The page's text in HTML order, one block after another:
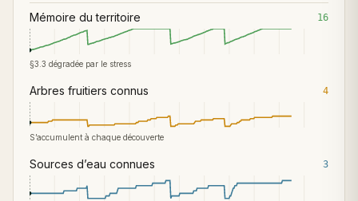
Mémoire du territoire 16
§3.3 dégradée par le stress
Arbres fruitiers connus 4
S’accumulent à chaque découverte
Sources d’eau connues 3